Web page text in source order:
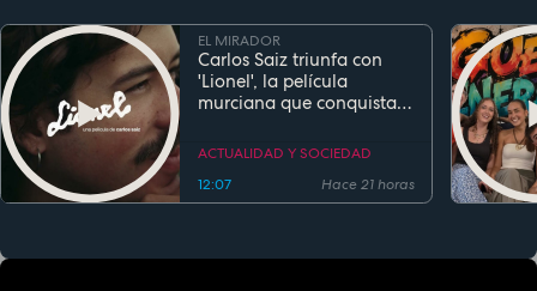
EL MIRADOR
Carlos Saiz triunfa con
'Lionel', la película
murciana que conquista
estreno
ACTUALIDAD Y SOCIEDAD
12:07
Hace 21 horas